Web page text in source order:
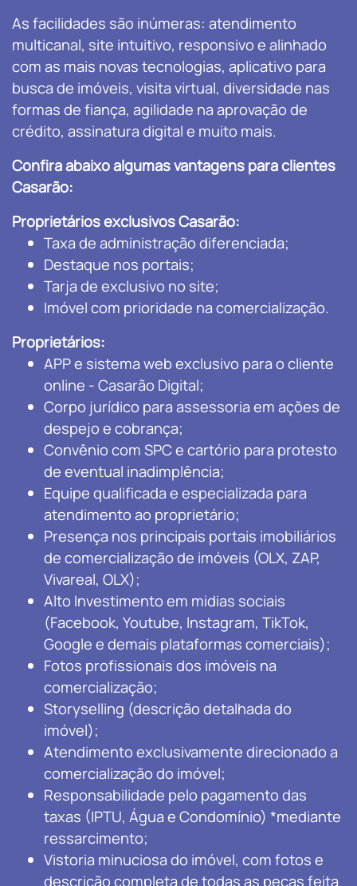
As facilidades são inúmeras: atendimento
multicanal, site intuitivo, responsivo e alinhado
com as mais novas tecnologias, aplicativo para
busca de imóveis, visita virtual, diversidade nas
formas de fiança, agilidade na aprovação de
crédito, assinatura digital e muito mais.
Confira abaixo algumas vantagens para clientes
Casarão:
Proprietários exclusivos Casarão:
Taxa de administração diferenciada;
Destaque nos portais;
Tarja de exclusivo no site;
Imóvel com prioridade na comercialização.
Proprietários:
APP e sistema web exclusivo para o cliente
online - Casarão Digital;
Corpo jurídico para assessoria em ações de
despejo e cobrança;
Convênio com SPC e cartório para protesto
de eventual inadimplência;
Equipe qualificada e especializada para
atendimento ao proprietário;
Presença nos principais portais imobiliários
de comercialização de imóveis (OLX, ZAP,
Vivareal, OLX);
Alto Investimento em midias sociais
(Facebook, Youtube, Instagram, TikTok,
Google e demais plataformas comerciais);
Fotos profissionais dos imóveis na
comercialização;
Storyselling (descrição detalhada do
imóvel);
Atendimento exclusivamente direcionado a
comercialização do imóvel;
Responsabilidade pelo pagamento das
taxas (IPTU, Água e Condomínio) *mediante
ressarcimento;
Vistoria minuciosa do imóvel, com fotos e
descrição completa de todas as peças feita